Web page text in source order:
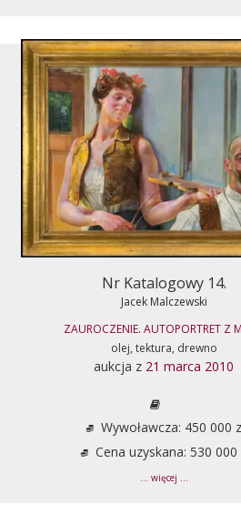
Nr Katalogowy 14.
Jacek Malczewski
ZAUROCZENIE. AUTOPORTRET Z
olej, tektura, drewno
aukcja z 21 marca 2010
Wywoławcza: 450 000
Cena uzyskana: 530 000
... więcej ...